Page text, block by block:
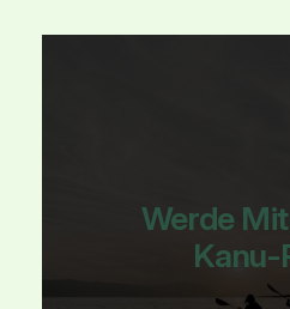
Werde
Kanu-